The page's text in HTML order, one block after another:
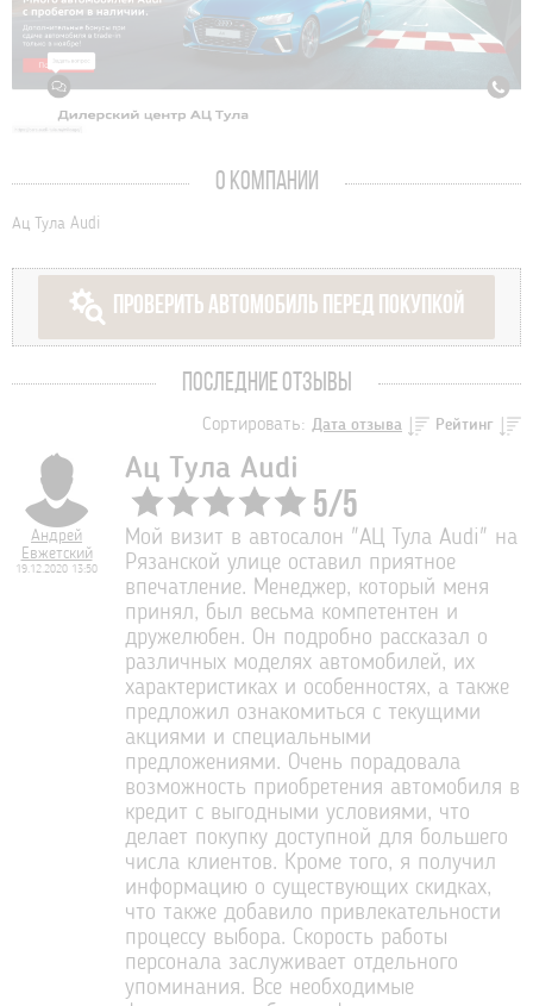
О КОМПАНИИ
Ац Тула Audi
ПРОВЕРИТЬ АВТОМОБИЛЬ ПЕРЕД ПОКУПКОЙ
ПОСЛЕДНИЕ ОТЗЫВЫ
Сортировать: Дата отзыва Рейтинг
Андрей
Евжетский
19.12.2020 13:50
Ац Тула Audi
5/5
Мой визит в автосалон "АЦ Тула Audi" на
Рязанской улице оставил приятное
впечатление. Менеджер, который меня
принял, был весьма компетентен и
дружелюбен. Он подробно рассказал о
различных моделях автомобилей, их
характеристиках и особенностях, а также
предложил ознакомиться с текущими
акциями и специальными
предложениями. Очень порадовала
возможность приобретения автомобиля в
кредит с выгодными условиями, что
делает покупку доступной для большего
числа клиентов. Кроме того, я получил
информацию о существующих скидках,
что также добавило привлекательности
процессу выбора. Скорость работы
персонала заслуживает отдельного
упоминания. Все необходимые